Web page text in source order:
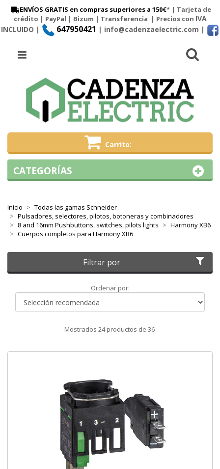
ENVÍOS GRATIS en compras superiores a 150€* | Tarjeta de
crédito | PayPal | Bizum | Transferencia | Precios con IVA
INCLUIDO |
647950421 | info@cadenzaelectric.com |
Carrito
Menú
Inicio
Todas las gamas Schneider
Pulsadores, selectores, pilotos, botoneras y combinadores
8 and 16mm Pushbuttons, switches, pilots lights
Harmony XB6
Cuerpos completos para Harmony XB6
Filtrar por
Ordenar por:Ordenar
Mostrados 24productos de 36
CATEGORÍAS